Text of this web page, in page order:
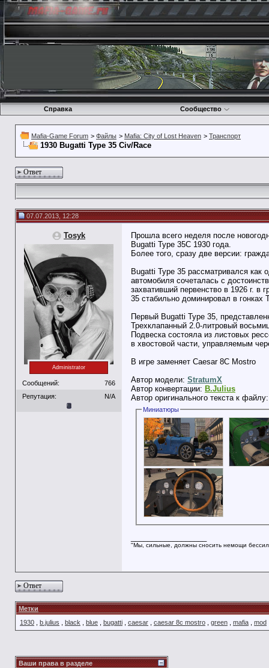
Справка Сообщество
Mafia-Game Forum > Файлы > Mafia: City of Lost Heaven > Транспорт
1930 Bugatti Type 35 Civ/Race
Ответ
07.07.2013, 12:28
Tosyk
Administrator
Сообщений:
766
Репутация:
N/A
Прошла всего неделя после
Bugatti Type 35C 1930 года.
Более того, сразу две версии:
Bugatti Type 35 рассматривался как
автомобиля сочеталась с
захвативший первенство в 1926 г. в
35 стабильно доминировал в гонках
Первый Bugatti Type 35,
Трехклапанный 2.0-литровый
Подвеска состояла из листовых
в хвостовой части, управляемым
В игре заменяет Caesar 8C Mostro
Автор модели: StratumX
Автор конвертации: B.Julius
Автор оригинального текста к
Миниатюры
"Мы, сильные, должны сносить немощи
Ответ
Метки
1930
b.julius black blue bugatti caesar caesar 8c mostro green mafia mod
Ваши права в разделе